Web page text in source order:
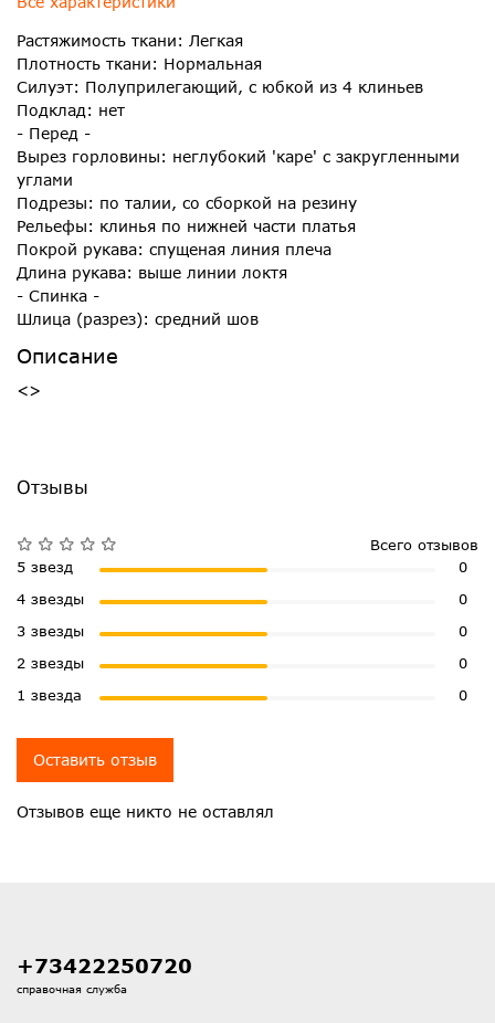
Растяжимость ткани: Легкая
Плотность ткани: Нормальная
Силуэт: Полуприлегающий, с юбкой из 4 клиньев
Подклад: нет
- Перед -
Вырез горловины: неглубокий 'каре' с закругленными
углами
Подрезы: по талии, со сборкой на резину
Рельефы: клинья по нижней части платья
Покрой рукава: спущеная линия плеча
Длина рукава: выше линии локтя
- Спинка -
Шлица (разрез): средний шов
Описание
<>
Отзывы
Отзывов еще никто не оставлял
Всего отзывов
5 звезд
0
4 звезды
0
3 звезды
0
2 звезды
0
1 звезда
0
Оставить отзыв
+73422250720
справочная служба